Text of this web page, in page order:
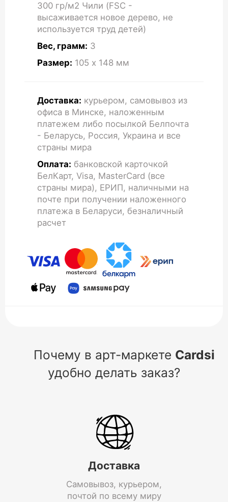
300 гр/м2 Чили (FSC -
высаживается новое дерево, не
используется труд детей)
Вес, грамм: 3
Размер: 105 x 148 мм
Доставка: курьером, самовывоз из
офиса в Минске, наложенным
платежем либо посылкой Белпочта
- Беларусь, Россия, Украина и все
страны мира
Оплата: банковской карточкой
БелКарт, Visa, MasterCard (все
страны мира), ЕРИП, наличными на
почте при получении наложенного
платежа в Беларуси, безналичный
расчет
Почему в арт-маркете Cardsi
удобно делать заказ?
Доставка
Самовывоз, курьером,
почтой по всему миру